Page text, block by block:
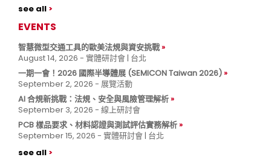
see all
EVENTS
智慧微型交通工具的歐美法規與資安挑戰
August 14, 2026 - 實體研討會 | 台北
一期一會！2026 國際半導體展 (SEMICON Taiwan 2026)
September 2, 2026 - 展覽活動
AI 合規新挑戰：法規、安全與風險管理解析
September 3, 2026 - 線上研討會
PCB 樣品要求、材料認證與測試評估實務解析
September 15, 2026 - 實體研討會 | 台北
see all